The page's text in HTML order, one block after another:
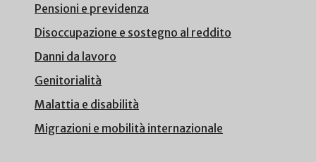
Pensioni e previdenza
Disoccupazione e sostegno al reddito
Danni da lavoro
Genitorialità
Malattia e disabilità
Migrazioni e mobilità internazionale